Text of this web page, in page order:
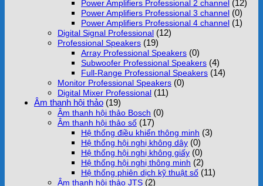
Power Amplifiers Professional 2 channel (12)
Power Amplifiers Professional 3 channel (0)
Power Amplifiers Professional 4 channel (1)
Digital Signal Professional (12)
Professional Speakers (19)
Array Professional Speakers (0)
Subwoofer Professional Speakers (4)
Full-Range Professional Speakers (14)
Monitor Professional Speakers (0)
Digital Mixer Professional (11)
Âm thanh hội thảo (19)
Âm thanh hội thảo Bosch (0)
Âm thanh hội thảo số (17)
Hệ thống điều khiển thông minh (3)
Hệ thống hội nghị không dây (0)
Hệ thống hội nghị không giấy (0)
Hệ thống hội nghị thông minh (2)
Hệ thống phiên dịch kỹ thuật số (11)
Âm thanh hội thảo JTS (2)